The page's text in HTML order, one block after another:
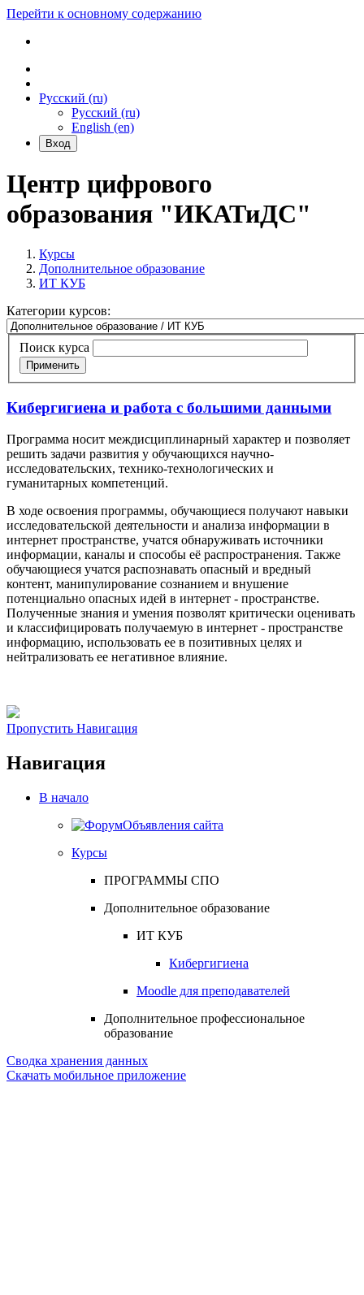
Перейти к основному содержанию
Русский ‎(ru)‎
Русский ‎(ru)‎
English ‎(en)‎
Вход
Центр цифрового
образования "ИКАТиДС"
Курсы
Дополнительное образование
ИТ КУБ
Категории курсов:
Поиск курса
Применить
Кибергигиена и работа с большими данными
Программа носит междисциплинарный характер и позволяет
решить задачи развития у обучающихся научно-
исследовательских, технико-технологических и
гуманитарных компетенций.
В ходе освоения программы, обучающиеся получают навыки
исследовательской деятельности и анализа информации в
интернет пространстве, учатся обнаруживать источники
информации, каналы и способы её распространения. Также
обучающиеся учатся распознавать опасный и вредный
контент, манипулирование сознанием и внушение
потенциально опасных идей в интернет - пространстве.
Полученные знания и умения позволят критически оценивать
и классифицировать получаемую в интернет - пространстве
информацию, использовать ее в позитивных целях и
нейтрализовать ее негативное влияние.
Пропустить Навигация
Навигация
В начало
Объявления сайта
Курсы
ПРОГРАММЫ СПО
Дополнительное образование
ИТ КУБ
Кибергигиена
Moodle для преподавателей
Дополнительное профессиональное
образование
Сводка хранения данных
Скачать мобильное приложение